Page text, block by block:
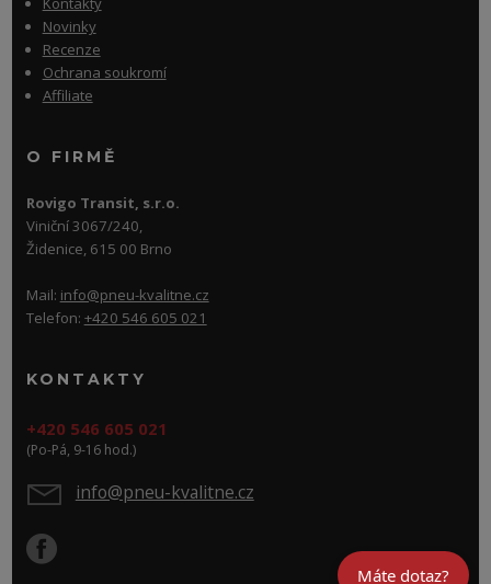
Novinky
Recenze
Ochrana soukromí
Affiliate
O FIRMĚ
Rovigo Transit, s.r.o.
Viniční 3067/240,
Židenice, 615 00 Brno
Mail: info@pneu-kvalitne.cz
Telefon: +420 546 605 021
KONTAKTY
+420 546 605 021
(Po-Pá, 9-16 hod.)
info@pneu-kvalitne.cz
Máte dotaz?